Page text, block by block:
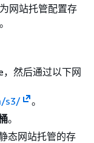
网站托管配置存
然后通过以下网
s3/
。
。
态网站托管的存